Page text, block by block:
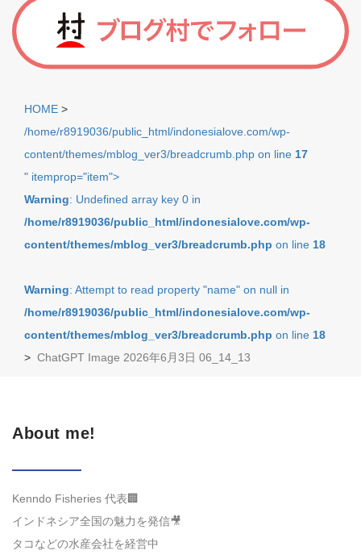
HOME >
/home/r8919036/public_html/indonesialove.com/wp-
content/themes/mblog_ver3/breadcrumb.php on line 17
" itemprop="item">
Warning: Undefined array key 0 in
/home/r8919036/public_html/indonesialove.com/wp-
content/themes/mblog_ver3/breadcrumb.php on line 18
Warning: Attempt to read property "name" on null in
/home/r8919036/public_html/indonesialove.com/wp-
content/themes/mblog_ver3/breadcrumb.php on line 18
> ChatGPT Image 2026年6月3日 06_14_13
About me!
Kenndo Fisheries 代表🏢
インドネシア全国の魅力を発信🎥
タコなどの水産会社を経営中